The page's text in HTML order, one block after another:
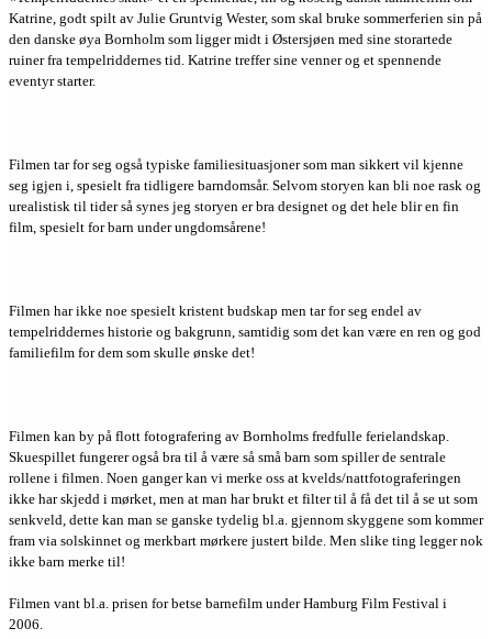
Katrine, godt spilt av Julie Gruntvig Wester, som skal bruke sommerferien sin på
den danske øya Bornholm som ligger midt i Østersjøen med sine storartede
ruiner fra tempelriddernes tid. Katrine treffer sine venner og et spennende
eventyr starter.
Filmen tar for seg også typiske familiesituasjoner som man sikkert vil kjenne
seg igjen i, spesielt fra tidligere barndomsår. Selvom storyen kan bli noe rask og
urealistisk til tider så synes jeg storyen er bra designet og det hele blir en fin
film, spesielt for barn under ungdomsårene!
Filmen har ikke noe spesielt kristent budskap men tar for seg endel av
tempelriddernes historie og bakgrunn, samtidig som det kan være en ren og god
familiefilm for dem som skulle ønske det!
Filmen kan by på flott fotografering av Bornholms fredfulle ferielandskap.
Skuespillet fungerer også bra til å være så små barn som spiller de sentrale
rollene i filmen. Noen ganger kan vi merke oss at kvelds/nattfotograferingen
ikke har skjedd i mørket, men at man har brukt et filter til å få det til å se ut som
senkveld, dette kan man se ganske tydelig bl.a. gjennom skyggene som kommer
fram via solskinnet og merkbart mørkere justert bilde. Men slike ting legger nok
ikke barn merke til!
Filmen vant bl.a. prisen for betse barnefilm under Hamburg Film Festival i
2006.